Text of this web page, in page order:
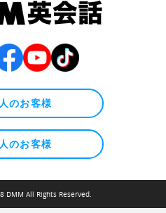
のお客様
のお客様
DMM All Rights Reserved.